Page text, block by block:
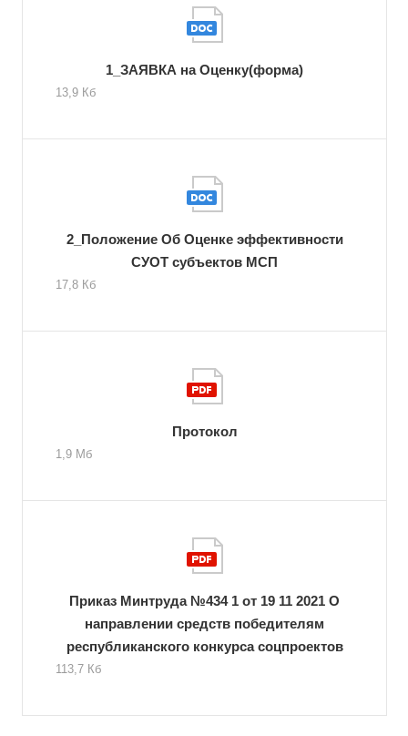
1_ЗАЯВКА на Оценку(форма)
13,9 Кб
2_Положение Об Оценке эффективности
СУОТ субъектов МСП
17,8 Кб
Протокол
1,9 Мб
Приказ Минтруда №434 1 от 19 11 2021 О
направлении средств победителям
республиканского конкурса соцпроектов
113,7 Кб